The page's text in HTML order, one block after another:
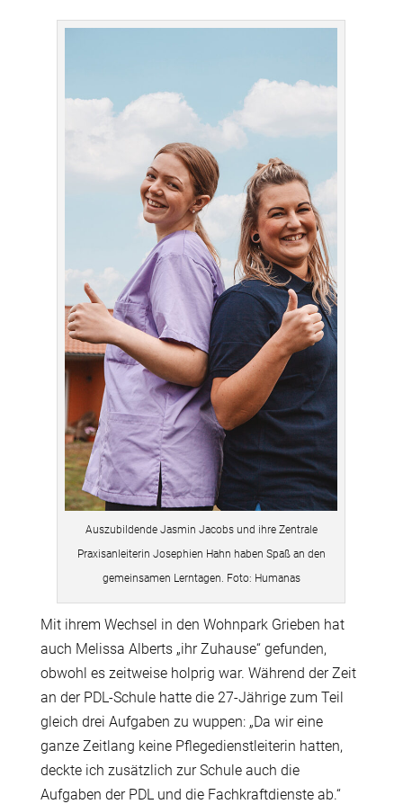
Auszubildende Jasmin Jacobs und ihre Zentrale
Praxisanleiterin Josephien Hahn haben Spaß an den
gemeinsamen Lerntagen. Foto: Humanas
Mit ihrem Wechsel in den Wohnpark Grieben hat
auch Melissa Alberts „ihr Zuhause“ gefunden,
obwohl es zeitweise holprig war. Während der Zeit
an der PDL-Schule hatte die 27-Jährige zum Teil
gleich drei Aufgaben zu wuppen: „Da wir eine
ganze Zeitlang keine Pflegedienstleiterin hatten,
deckte ich zusätzlich zur Schule auch die
Aufgaben der PDL und die Fachkraftdienste ab.“